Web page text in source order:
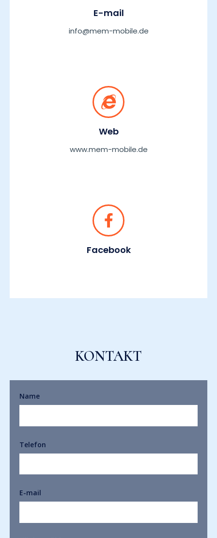
E-mail
info@mem-mobile.de
Web
www.mem-mobile.de
Facebook
KONTAKT
Name
Telefon
E-mail